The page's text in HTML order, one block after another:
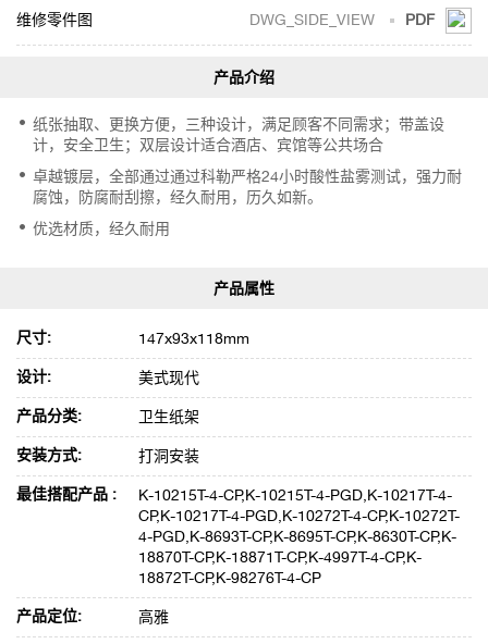
PDF
DWG_SIDE_VIEW
纸张抽取、更换方便，三种设计，满足顾客不同需求；带盖设
计，安全卫生；双层设计适合酒店、宾馆等公共场合
卓越镀层，全部通过通过科勒严格24小时酸性盐雾测试，强力耐
腐蚀，防腐耐刮擦，经久耐用，历久如新。
优选材质，经久耐用
尺寸: 147x93x118mm
设计: 美式现代
产品分类: 卫生纸架
安装方式: 打洞安装
最佳搭配产品 :
K-10215T-4-CP,K-10215T-4-PGD,K-10217T-4-
CP,K-10217T-4-PGD,K-10272T-4-CP,K-10272T-
4-PGD,K-8693T-CP,K-8695T-CP,K-8630T-CP,K-
18870T-CP,K-18871T-CP,K-4997T-4-CP,K-
18872T-CP,K-98276T-4-CP
产品定位: 高雅